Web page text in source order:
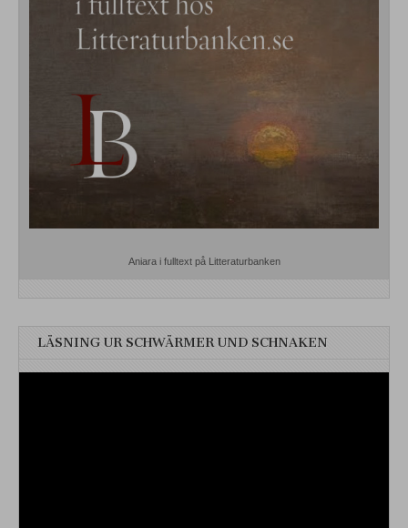
Aniara i fulltext på Litteraturbanken
LÄSNING UR SCHWÄRMER UND SCHNAKEN